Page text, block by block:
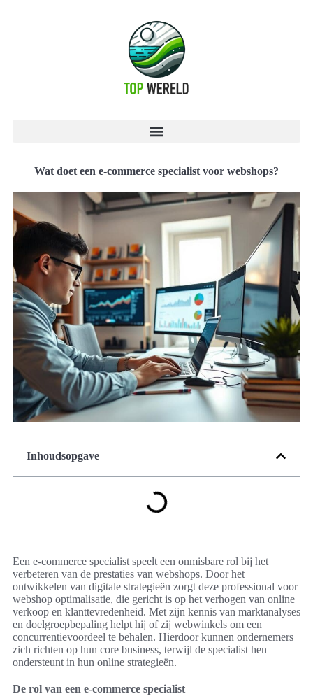
Wat doet een e-commerce specialist voor webshops?
Inhoudsopgave
Een e-commerce specialist speelt een onmisbare rol bij het
verbeteren van de prestaties van webshops. Door het
ontwikkelen van digitale strategieën zorgt deze professional voor
webshop optimalisatie, die gericht is op het verhogen van online
verkoop en klanttevredenheid. Met zijn kennis van marktanalyses
en doelgroepbepaling helpt hij of zij webwinkels om een
concurrentievoordeel te behalen. Hierdoor kunnen ondernemers
zich richten op hun core business, terwijl de specialist hen
ondersteunt in hun online strategieën.
De rol van een e-commerce specialist